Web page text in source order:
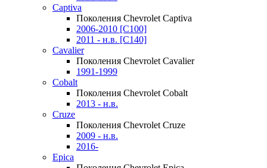
Captiva
Поколения Chevrolet Captiva
2006-2010 [C100]
2011 - н.в. [C140]
Cavalier
Поколения Chevrolet Cavalier
1991-1999
Cobalt
Поколения Chevrolet Cobalt
2013 - н.в.
Cruze
Поколения Chevrolet Cruze
2009 - н.в.
2016-
Epica